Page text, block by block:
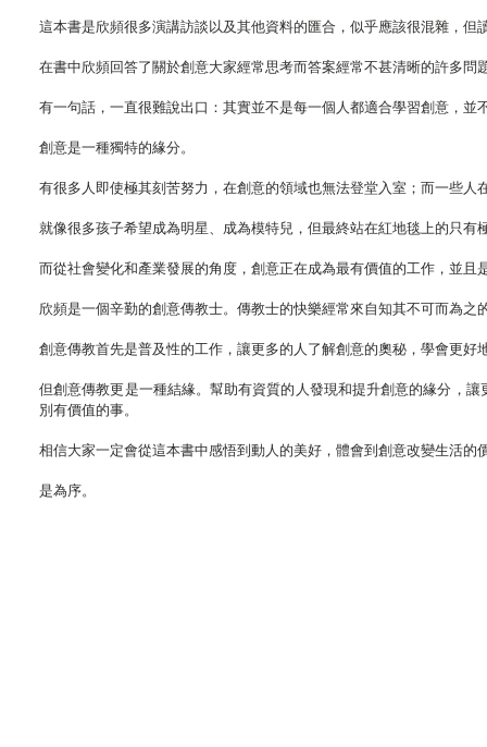
這本書是欣頻很多演講訪談以及其他資料的匯合，似乎應該很混雜，
在書中欣頻回答了關於創意大家經常思考而答案經常不甚清晰的許多問
有一句話，一直很難說出口：其實並不是每一個人都適合學習創意，並
創意是一種獨特的緣分。
有很多人即使極其刻苦努力，在創意的領域也無法登堂入室；而一些
就像很多孩子希望成為明星、成為模特兒，但最終站在紅地毯上的只有
而從社會變化和產業發展的角度，創意正在成為最有價值的工作，並且
欣頻是一個辛勤的創意傳教士。傳教士的快樂經常來自知其不可而為之
創意傳教首先是普及性的工作，讓更多的人了解創意的奧秘，學會更好
但創意傳教更是一種結緣。幫助有資質的人發現和提升創意的緣分，
別有價值的事。
相信大家一定會從這本書中感悟到動人的美好，體會到創意改變生活的
是為序。